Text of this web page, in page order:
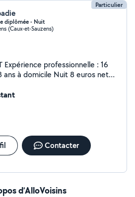
Particulier
diplômée - Nuit
(Caux-et-Sauzens)
Expérience professionnelle : 16
à domicile Nuit 8 euros net
immédiate de l 'impôt
Contacter
d’AlloVoisins